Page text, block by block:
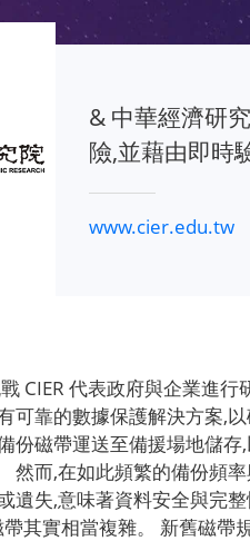
& 中華經濟研
險,並藉由即時
www.cier.edu.tw
CIER 代表政府與企業進
可靠的數據保護解決方案,
份磁帶運送至備援場地儲
然而,在如此頻繁的備份頻
遺失,意味著資料安全與完
其實相當複雜。 新舊磁帶